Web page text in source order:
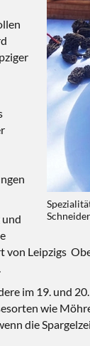
Schneider
Leipzigs
im 19. und
wie
die